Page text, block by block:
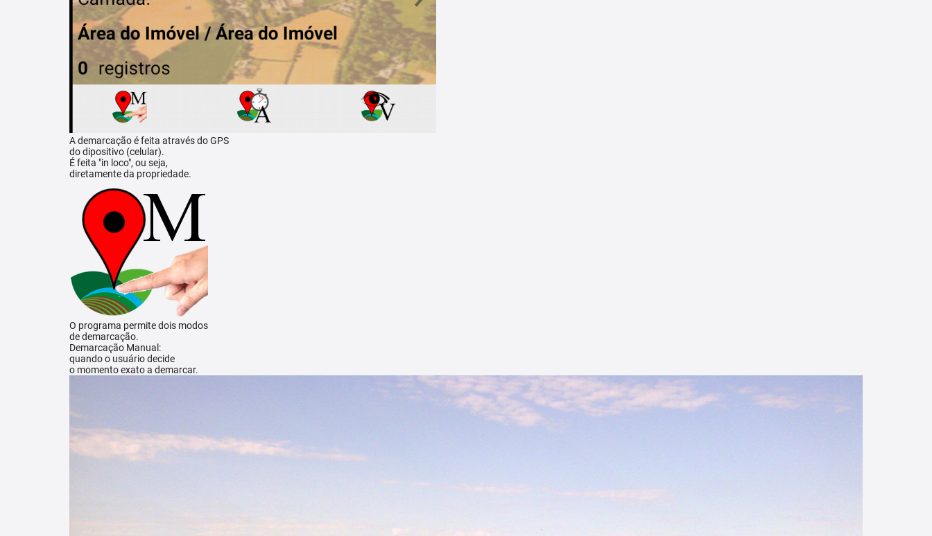
A demarcação é feita através do GPS
do dipositivo (celular).
É feita "in loco", ou seja,
diretamente da propriedade.
O programa permite dois modos
de demarcação.
Demarcação Manual:
quando o usuário decide
o momento exato a demarcar.